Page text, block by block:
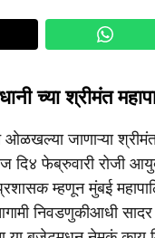
च्या श्रीमंत
जाणाऱ्या श्रीमंत
फेब्रुवारी रोजी
प्रशासक म्हणून मुंबई
निवडणुकीआधी